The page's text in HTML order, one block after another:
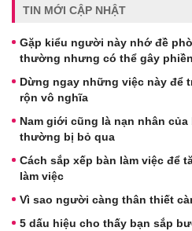
TIN MỚI CẬP NHẬT
Gặp kiểu người này nhớ đề
thường nhưng có thể gây
Dừng ngay những việc này để
rộn vô nghĩa
Nam giới cũng là nạn nhân
thường bị bỏ qua
Cách sắp xếp bàn làm việc để
làm việc
Vì sao người càng thân thiết
5 dấu hiệu cho thấy bạn sắp